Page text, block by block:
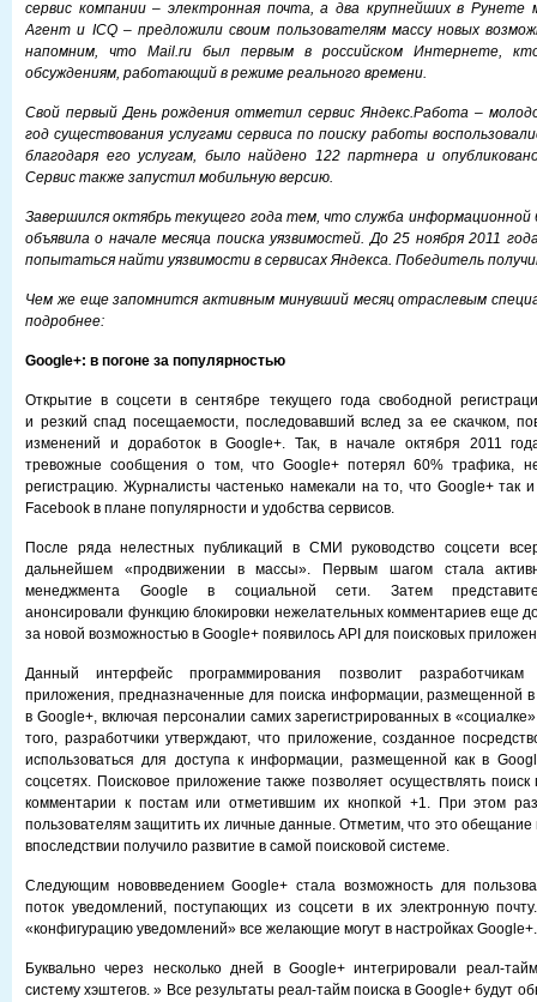
сервис компании – электронная почта, а два крупнейших в Рунете
Агент и ICQ – предложили своим пользователям массу новых
напомним, что Mail.ru был первым в российском Интернете,
обсуждениям, работающий в режиме реального времени.
Свой первый День рожденияотметил сервис Яндекс.Работа–
год существования услугами сервиса по поиску работы
благодаря его услугам, было найдено 122 партнера и
Сервис также запустил мобильную версию.
Завершился октябрь текущего года тем, что служба информационной
объявила о началемесяца поиска уязвимостей. До 25 ноября 2011
попытаться найти уязвимости в сервисах Яндекса. Победитель
Чем же еще запомнится активным минувший месяц отраслевым
подробнее:
Google+: в погоне за популярностью
Открытие в соцсети в сентябре текущего года свободной
и резкий спад посещаемости, последовавший вслед за ее скачком,
изменений и доработок в Google+. Так, в начале октября 2011
тревожные сообщения о том, что Google+ потерял 60% трафика,
регистрацию. Журналисты частенько намекали на то, что Google+ так
Facebook в плане популярности и удобства сервисов.
После ряда нелестных публикаций в СМИ руководство соцсети
дальнейшем «продвижении в массы». Первым шагом стала
менеджмента Google в социальной сети. Затем
анонсировали функцию блокировки нежелательных комментариев еще
за новой возможностью в Google+ появилось API для поисковых
Данный интерфейс программирования позволит разработчикам
приложения, предназначенные для поиска информации, размещенной в
в Google+, включая персоналии самих зарегистрированных в
того, разработчики утверждают, что приложение, созданное
использоваться для доступа к информации, размещенной как в
соцсетях. Поисковое приложение также позволяет осуществлять
комментарии к постам или отметившим их кнопкой +1. При этом
пользователям защитить их личные данные. Отметим, что это обещание
впоследствии получило развитие в самой поисковой системе.
Следующим нововведением Google+ стала возможность для
поток уведомлений, поступающих из соцсети в их электронную
«конфигурацию уведомлений» все желающие могут в настройках Google+.
Буквально через несколько дней в Google+ интегрировали реал-
систему хэштегов. » Все результаты реал-тайм поиска в Google+ будут